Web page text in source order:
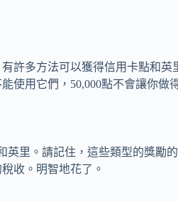
許多方法可以獲得信用卡點和英
使用它們，50,000點不會讓你做
里。請記住，這些類型的獎勵
收。明智地花了。